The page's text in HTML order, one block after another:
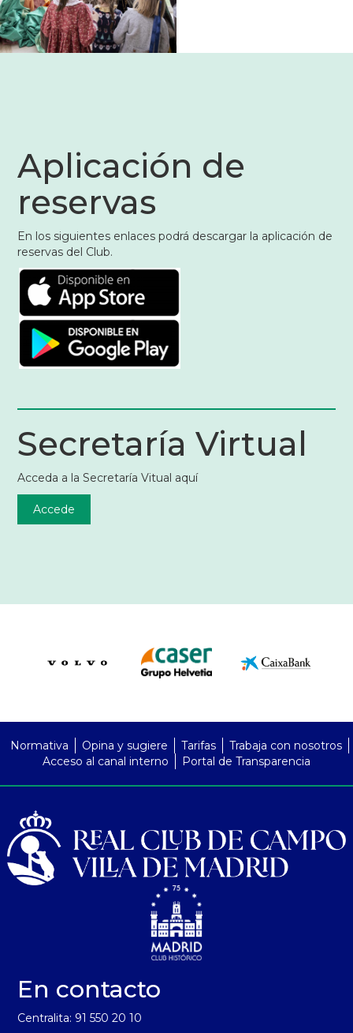
Aplicación de
reservas
En los siguientes enlaces podrá descargar la aplicación de
reservas del Club.
Secretaría Virtual
Acceda a la Secretaría Vitual aquí
Accede
Normativa
Opina y sugiere Tarifas
Trabaja con nosotros
Acceso al canal interno
Portal de Transparencia
En contacto
Centralita: 91 550 20 10